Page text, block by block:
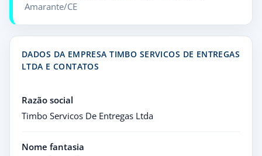
Amarante/CE
DADOS DA EMPRESA TIMBO SERVICOS DE ENTREGAS
LTDA E CONTATOS
Razão social
Timbo Servicos De Entregas Ltda
Nome fantasia